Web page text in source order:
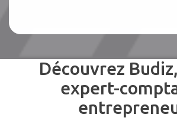
Découvrez
expert-